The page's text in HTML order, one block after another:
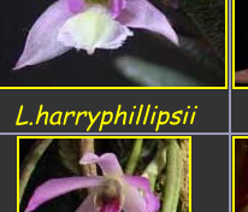
L.harryphillipsii